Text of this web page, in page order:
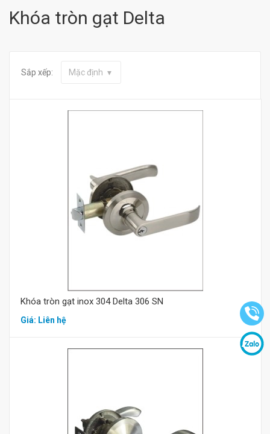
Khóa tròn gạt Delta
Sắp xếp: Mặc định
Mua hàng
Khóa tròn gạt inox 304 Delta 306 SN
Giá: Liên hệ